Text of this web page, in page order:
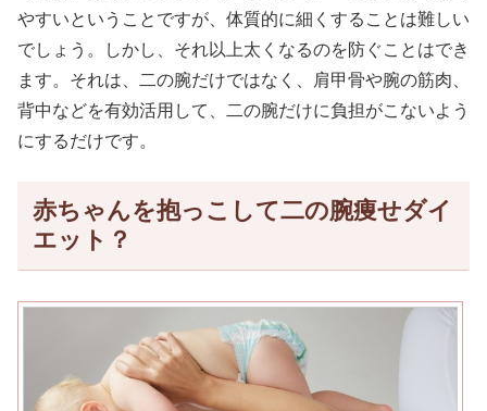
やすいということですが、体質的に細くすることは難しい
でしょう。しかし、それ以上太くなるのを防ぐことはでき
ます。それは、二の腕だけではなく、肩甲骨や腕の筋肉、
背中などを有効活用して、二の腕だけに負担がこないよう
にするだけです。
赤ちゃんを抱っこして二の腕痩せダイ
エット？